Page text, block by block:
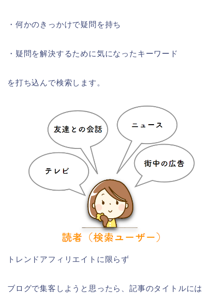
・何かのきっかけで疑問を持ち
・疑問を解決するために気になったキーワード
を打ち込んで検索します。
トレンドアフィリエイトに限らず
ブログで集客しようと思ったら、記事のタイトルには